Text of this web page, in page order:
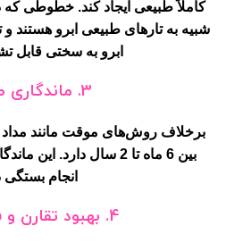
کاملاً طبیعی ایجاد کند. خطوطی
شبیه به تارهای طبیعی ابرو هستند
ابرو به سختی
3. ماندگاری
برخلاف روش‌های موقت مانند مداد
بین 6 ماه تا 2 سال دارد.
انجام بستگی
4. بهبود تقارن و